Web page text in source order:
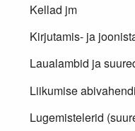
Kellad jm
Kirjutamis- ja
Laualambid ja
Liikumise
Lugemistelerid